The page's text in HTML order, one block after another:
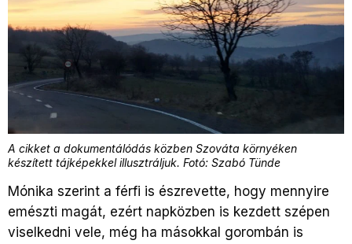
A cikket a dokumentálódás közben Szováta környéken
készített tájképekkel illusztráljuk. Fotó: Szabó Tünde
Mónika szerint a férfi is észrevette, hogy mennyire
emészti magát, ezért napközben is kezdett szépen
viselkedni vele, még ha másokkal gorombán is